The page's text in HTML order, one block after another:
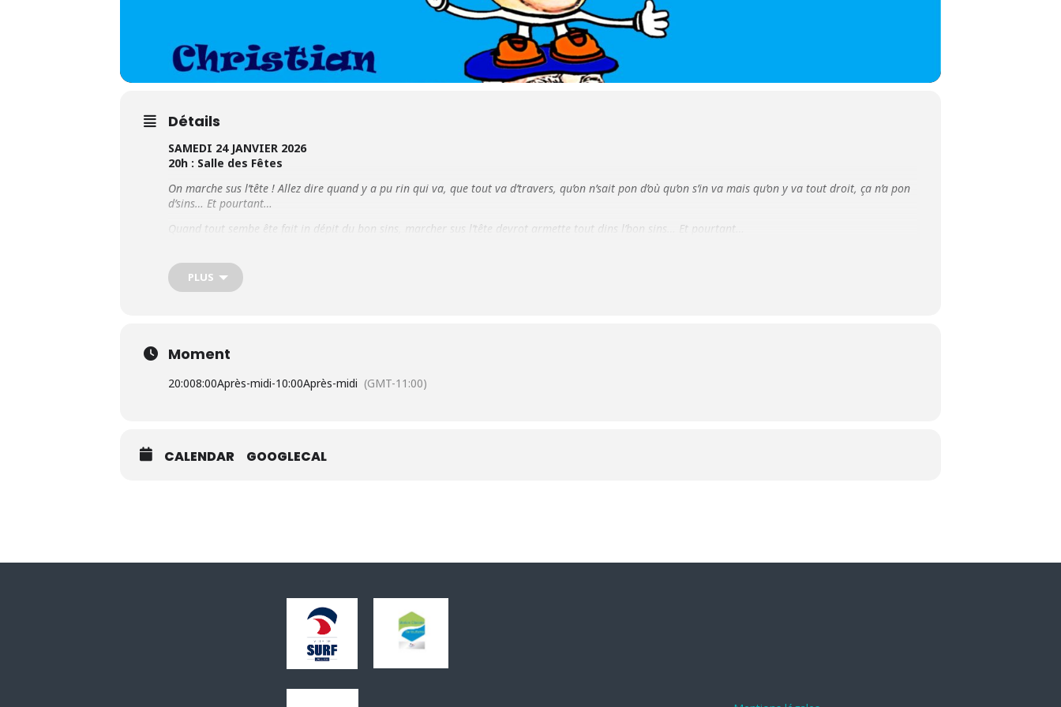
Détails
SAMEDI 24 JANVIER 2026
20h : Salle des Fêtes
On marche sus l’tête ! Allez dire quand y a pu rin qui va, que tout va d’travers, qu’on n’sait pon d’où qu’on s’in va mais qu’on y va tout droit, ça n’a pon
d’sins… Et pourtant…
Quand tout sembe ête fait in dépit du bon sins, marcher sus l’tête devrot armette tout dins l’bon sins… Et pourtant…
pourtant…
Tarifs : 10€ /5€ pour les 8 ans-16ans/ gratuit moins de 8 ans
Rens. : 03 21 87 78 74
PLUS
Moment
20:008:00Après-midi-10:00Après-midi (GMT-11:00)
CALENDAR GOOGLECAL